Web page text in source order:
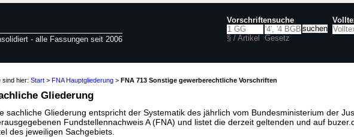
- alle Fassungen seit 2006
Vorschriftensuche
§ / Artikel Gesetz
sind hier: Start > FNA Hauptgliederung > FNA 713 Sonstige gewerberechtliche Vorschriften
Gliederung
sachliche Gliederung entspricht der Systematik des jährlich vom Bundesministerium der
Fundstellennachweis A (FNA) und listet die derzeit geltenden und auf
des jeweiligen Sachgebiets.